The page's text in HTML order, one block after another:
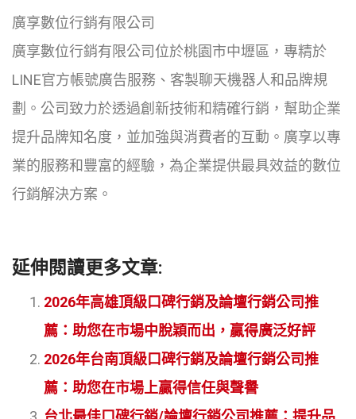
廣享數位行銷有限公司
廣享數位行銷有限公司位於桃園市中壢區，專精於
LINE官方帳號廣告服務、客製聊天機器人和品牌規
劃。公司致力於透過創新技術和精確行銷，幫助企業
提升品牌知名度，並加強與消費者的互動。廣享以專
業的服務和豐富的經驗，為企業提供最具效益的數位
行銷解決方案。
延伸閱讀更多文章:
2026年高雄頂級口碑行銷及論壇行銷公司推
薦：助您在市場中脫穎而出，贏得廣泛好評
2026年台南頂級口碑行銷及論壇行銷公司推
薦：助您在市場上贏得信任與聲譽